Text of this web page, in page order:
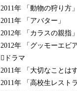
2011年 「動物の狩り方
2011年 「アバター」
2012年 「カラスの親指
2012年 「グッモーエビ
ドラマ
2011年 「大切なことは
2011年 「高校生レスト